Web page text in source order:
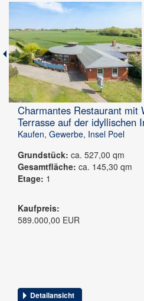
Charmantes Restaurant mit
Terrasse auf der idyllischen
Kaufen, Gewerbe, Insel Poel
Grundstück: ca. 527,00 qm
Gesamtfläche: ca. 145,30 qm
Etage: 1
Kaufpreis:
589.000,00 EUR
Detailansicht